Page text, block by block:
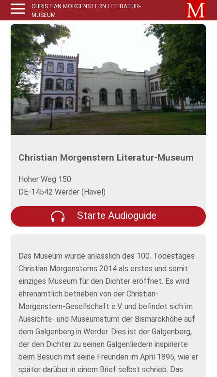
CHRISTIAN MORGENSTERN LITERATUR-
MUSEUM
Christian Morgenstern Literatur-Museum
Hoher Weg 150
DE-14542 Werder (Havel)
Starte Audioguide
Das Museum wurde anlässlich des 100. Todestages
Christian Morgensterns 2014 als erstes und somit
einziges Museum für den Dichter eröffnet. Es wird
ehrenamtlich betrieben von der Christian-
Morgenstern-Gesellschaft e.V. und befindet sich im
Aussichts- und Museumsturm der Bismarckhöhe auf
dem Galgenberg in Werder. Dies ist der Galgenberg,
der den Dichter zu seinen Galgenliedern inspirierte
beim Besuch mit seine Freunden im April 1895, wie er
später darüber in einem Brief selbst schrieb. Das